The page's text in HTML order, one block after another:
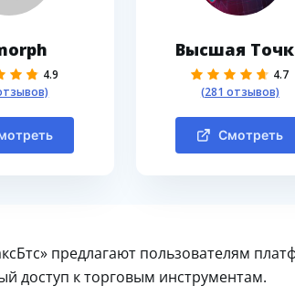
4.9
Высшая
4.7
(281 отзывов)
Смотреть
предлагают пользователям
доступ к торговым инструментам.